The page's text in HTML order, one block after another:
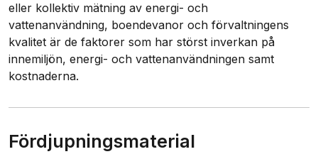
eller kollektiv mätning av energi- och
vattenanvändning, boendevanor och förvaltningens
kvalitet är de faktorer som har störst inverkan på
innemiljön, energi- och vattenanvändningen samt
kostnaderna.
Fördjupningsmaterial